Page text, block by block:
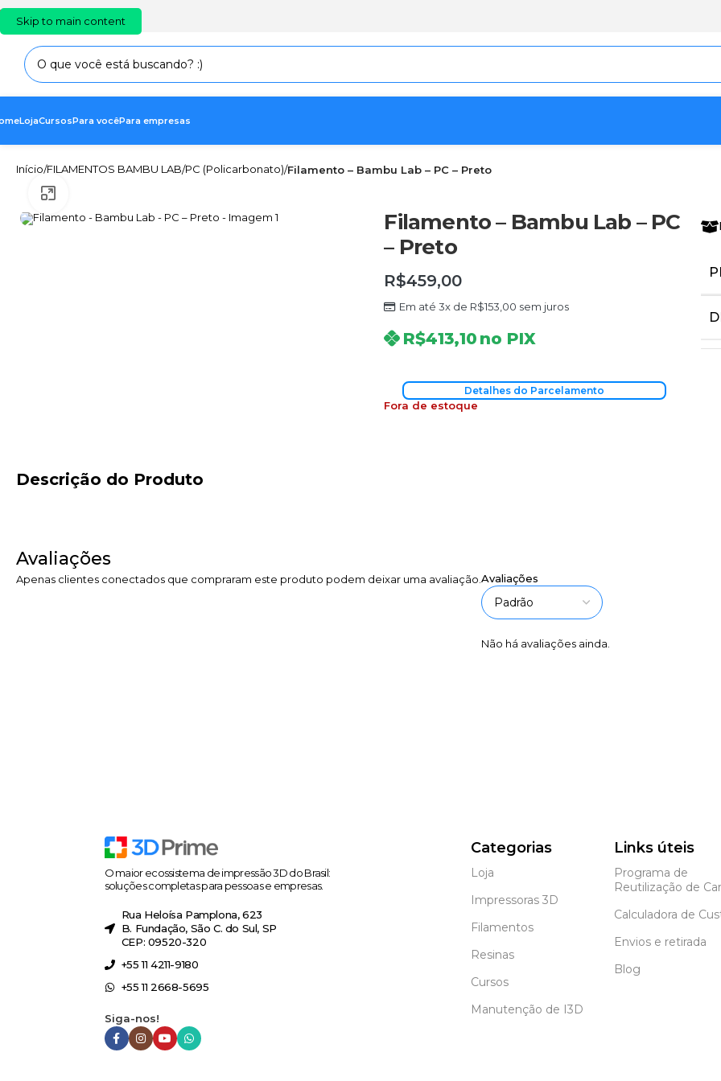
Skip to main content
EN PT ES
LojaCursosPara vocêPara empresas
Início/FILAMENTOS BAMBU LAB/PC (Policarbonato)/Filamento – Bambu Lab – PC – Preto
Filamento – Bambu Lab – PC
– Preto
R$459,00
Em até 3x de R$153,00 sem juros
R$413,10 no PIX
Detalhes do Parcelamento
Fora de estoque
Descrição do Produto
Avaliações
Avaliações
Não há avaliações ainda.
Apenas clientes conectados que compraram este produto podem deixar uma avaliação.
O maior ecossistema de impressão 3D do Brasil:
soluções completas para pessoas e empresas.
Rua Heloísa Pamplona, 623
B. Fundação, São C. do Sul, SP
CEP: 09520-320
+55 11 4211-9180
+55 11 2668-5695
Siga-nos!
Categorias
Loja
Impressoras 3D
Filamentos
Resinas
Cursos
Manutenção de I3D
Links úteis
Programa de
Reutilização de
Calculadora de
Envios e retirada
Blog